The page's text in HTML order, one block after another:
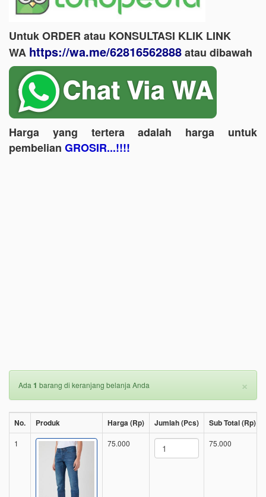
Untuk ORDER atau KONSULTASI KLIK LINK
WA https://wa.me/62816562888​ atau dibawah
Harga yang tertera adalah harga untuk
pembelian GROSIR...!!!!
×
Ada 1 barang di keranjang belanja Anda
No. Produk Harga (Rp) Jumlah (Pcs) Sub Total (Rp)
1 75.000 75.000